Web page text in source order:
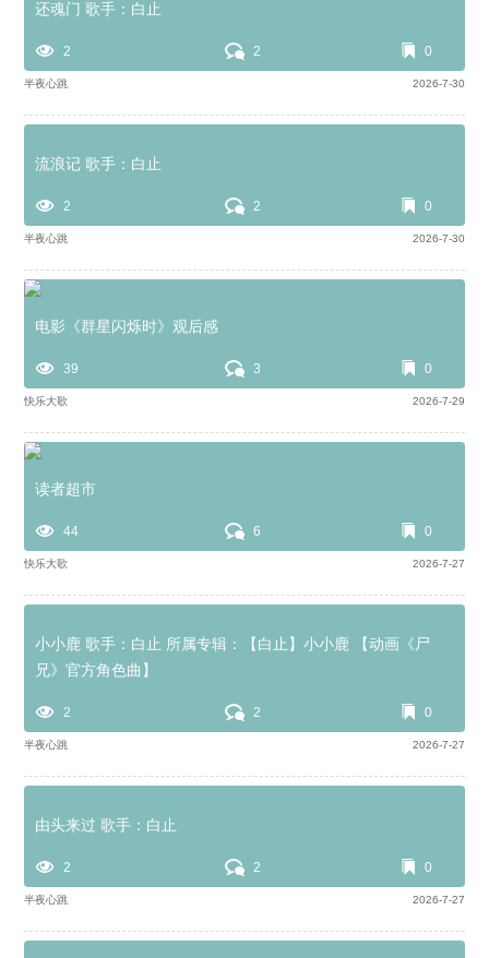
还魂门 歌手：白止
2 2 0
半夜心跳 2026-7-30
流浪记 歌手：白止
2 2 0
半夜心跳 2026-7-30
电影《群星闪烁时》观后感
39 3 0
快乐大歌 2026-7-29
读者超市
44 6 0
快乐大歌 2026-7-27
小小鹿 歌手：白止 所属专辑：【白止】小小鹿 【动画《尸
兄》官方角色曲】
2 2 0
半夜心跳 2026-7-27
由头来过 歌手：白止
2 2 0
半夜心跳 2026-7-27